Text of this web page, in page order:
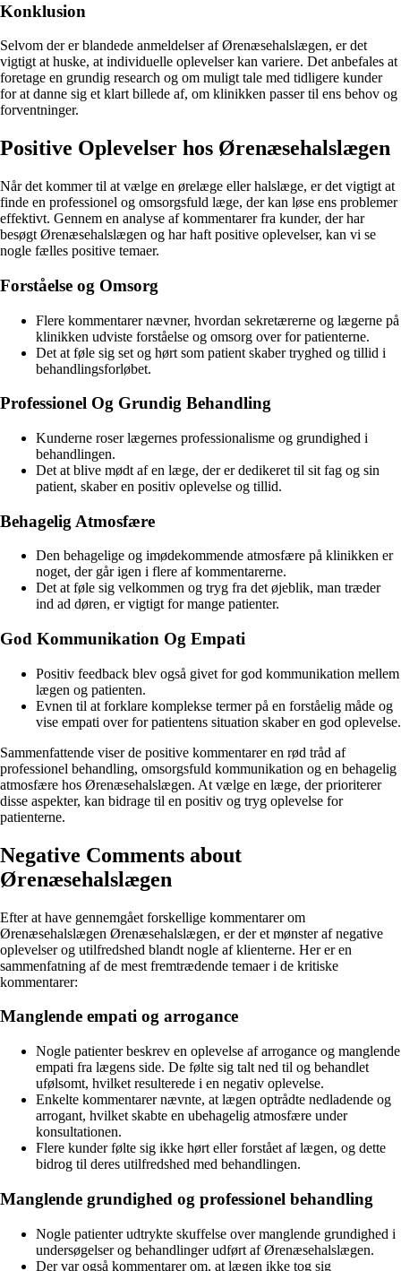
Konklusion
Selvom der er blandede anmeldelser af Ørenæsehalslægen, er det
vigtigt at huske, at individuelle oplevelser kan variere. Det anbefales at
foretage en grundig research og om muligt tale med tidligere kunder
for at danne sig et klart billede af, om klinikken passer til ens behov og
forventninger.
Positive Oplevelser hos Ørenæsehalslægen
Når det kommer til at vælge en ørelæge eller halslæge, er det vigtigt at
finde en professionel og omsorgsfuld læge, der kan løse ens problemer
effektivt. Gennem en analyse af kommentarer fra kunder, der har
besøgt Ørenæsehalslægen og har haft positive oplevelser, kan vi se
nogle fælles positive temaer.
Forståelse og Omsorg
Flere kommentarer nævner, hvordan sekretærerne og lægerne på
klinikken udviste forståelse og omsorg over for patienterne.
Det at føle sig set og hørt som patient skaber tryghed og tillid i
behandlingsforløbet.
Professionel Og Grundig Behandling
Kunderne roser lægernes professionalisme og grundighed i
behandlingen.
Det at blive mødt af en læge, der er dedikeret til sit fag og sin
patient, skaber en positiv oplevelse og tillid.
Behagelig Atmosfære
Den behagelige og imødekommende atmosfære på klinikken er
noget, der går igen i flere af kommentarerne.
Det at føle sig velkommen og tryg fra det øjeblik, man træder
ind ad døren, er vigtigt for mange patienter.
God Kommunikation Og Empati
Positiv feedback blev også givet for god kommunikation mellem
lægen og patienten.
Evnen til at forklare komplekse termer på en forståelig måde og
vise empati over for patientens situation skaber en god oplevelse.
Sammenfattende viser de positive kommentarer en rød tråd af
professionel behandling, omsorgsfuld kommunikation og en behagelig
atmosfære hos Ørenæsehalslægen. At vælge en læge, der prioriterer
disse aspekter, kan bidrage til en positiv og tryg oplevelse for
patienterne.
Negative Comments about
Ørenæsehalslægen
Efter at have gennemgået forskellige kommentarer om
Ørenæsehalslægen Ørenæsehalslægen, er der et mønster af negative
oplevelser og utilfredshed blandt nogle af klienterne. Her er en
sammenfatning af de mest fremtrædende temaer i de kritiske
kommentarer:
Manglende empati og arrogance
Nogle patienter beskrev en oplevelse af arrogance og manglende
empati fra lægens side. De følte sig talt ned til og behandlet
ufølsomt, hvilket resulterede i en negativ oplevelse.
Enkelte kommentarer nævnte, at lægen optrådte nedladende og
arrogant, hvilket skabte en ubehagelig atmosfære under
konsultationen.
Flere kunder følte sig ikke hørt eller forstået af lægen, og dette
bidrog til deres utilfredshed med behandlingen.
Manglende grundighed og professionel behandling
Nogle patienter udtrykte skuffelse over manglende grundighed i
undersøgelser og behandlinger udført af Ørenæsehalslægen.
Der var også kommentarer om, at lægen ikke tog sig